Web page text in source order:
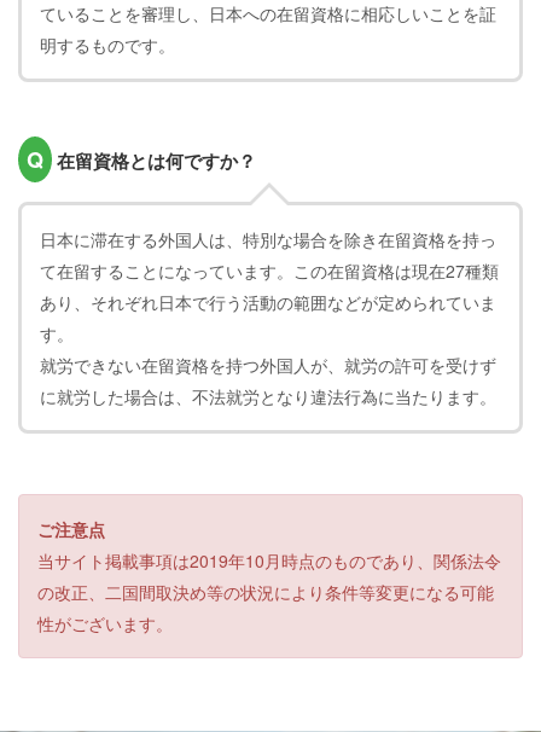
ていることを審理し、日本への在留資格に相応しいことを証
明するものです。
Q 在留資格とは何ですか？
日本に滞在する外国人は、特別な場合を除き在留資格を持っ
て在留することになっています。この在留資格は現在27種類
あり、それぞれ日本で行う活動の範囲などが定められていま
す。
就労できない在留資格を持つ外国人が、就労の許可を受けず
に就労した場合は、不法就労となり違法行為に当たります。
ご注意点
当サイト掲載事項は2019年10月時点のものであり、関係法令
の改正、二国間取決め等の状況により条件等変更になる可能
性がございます。